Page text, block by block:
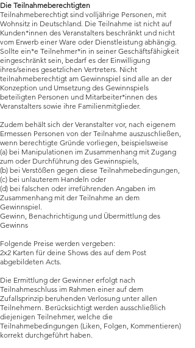
Die Teilnahmeberechtigten
Teilnahmeberechtigt sind volljährige Personen, mit
Wohnsitz in Deutschland. Die Teilnahme ist nicht auf
Kunden*innen des Veranstalters beschränkt und nicht
vom Erwerb einer Ware oder Dienstleistung abhängig.
Sollte ein*e Teilnehmer*in in seiner Geschäftsfähigkeit
eingeschränkt sein, bedarf es der Einwilligung
ihres/seines gesetzlichen Vertreters. Nicht
teilnahmeberechtigt am Gewinnspiel sind alle an der
Konzeption und Umsetzung des Gewinnspiels
beteiligten Personen und Mitarbeiter*innen des
Veranstalters sowie ihre Familienmitglieder.
Zudem behält sich der Veranstalter vor, nach eigenem
Ermessen Personen von der Teilnahme auszuschließen,
wenn berechtigte Gründe vorliegen, beispielsweise
(a) bei Manipulationen im Zusammenhang mit Zugang
zum oder Durchführung des Gewinnspiels,
(b) bei Verstößen gegen diese Teilnahmebedingungen,
(c) bei unlauterem Handeln oder
(d) bei falschen oder irreführenden Angaben im
Zusammenhang mit der Teilnahme an dem
Gewinnspiel.
Gewinn, Benachrichtigung und Übermittlung des
Gewinns
Folgende Preise werden vergeben:
​2x2 Karten für deine Shows des auf dem Post
abgebildeten Acts.
Die Ermittlung der Gewinner erfolgt nach
Teilnahmeschluss im Rahmen einer auf dem
Zufallsprinzip beruhenden Verlosung unter allen
Teilnehmern. Berücksichtigt werden ausschließlich
diejenigen Teilnehmer, welche die
Teilnahmebedingungen (Liken, Folgen, Kommentieren)
korrekt durchgeführt haben.